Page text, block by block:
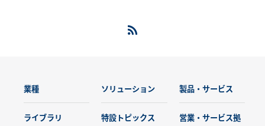
業種 ソリューション 製品・サービス
ライブラリ 特設トピックス 営業・サービス拠